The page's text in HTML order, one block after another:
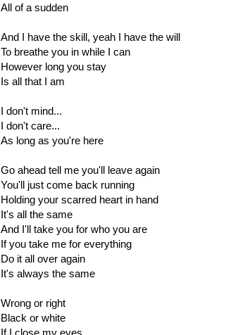
All of a sudden
And I have the skill, yeah I have the will
To breathe you in while I can
However long you stay
Is all that I am
I don't mind...
I don't care...
As long as you're here
Go ahead tell me you'll leave again
You'll just come back running
Holding your scarred heart in hand
It's all the same
And I'll take you for who you are
If you take me for everything
Do it all over again
It's always the same
Wrong or right
Black or white
If I close my eyes